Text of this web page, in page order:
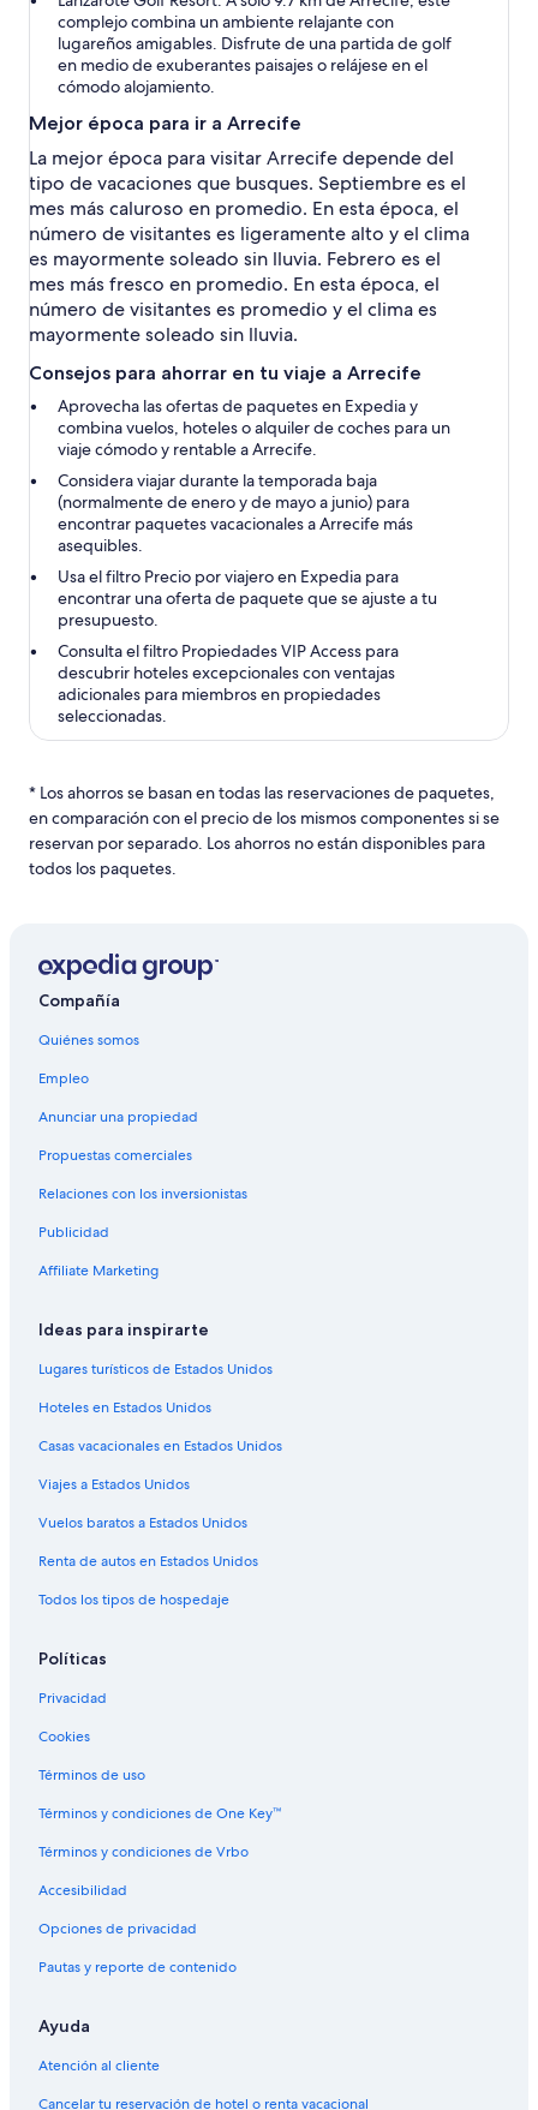
complejo combina un ambiente relajante con
lugareños amigables. Disfrute de una partida de golf
en medio de exuberantes paisajes o relájese en el
cómodo alojamiento.
Mejor época para ir a Arrecife
La mejor época para visitar Arrecife depende del
tipo de vacaciones que busques. Septiembre es el
mes más caluroso en promedio. En esta época, el
número de visitantes es ligeramente alto y el clima
es mayormente soleado sin lluvia. Febrero es el
mes más fresco en promedio. En esta época, el
número de visitantes es promedio y el clima es
mayormente soleado sin lluvia.
Consejos para ahorrar en tu viaje a Arrecife
Aprovecha las ofertas de paquetes en Expedia y
combina vuelos, hoteles o alquiler de coches para un
viaje cómodo y rentable a Arrecife.
Considera viajar durante la temporada baja
(normalmente de enero y de mayo a junio) para
encontrar paquetes vacacionales a Arrecife más
asequibles.
Usa el filtro Precio por viajero en Expedia para
encontrar una oferta de paquete que se ajuste a tu
presupuesto.
Consulta el filtro Propiedades VIP Access para
descubrir hoteles excepcionales con ventajas
adicionales para miembros en propiedades
seleccionadas.
* Los ahorros se basan en todas las reservaciones de paquetes,
en comparación con el precio de los mismos componentes si se
reservan por separado. Los ahorros no están disponibles para
todos los paquetes.
Compañía
Quiénes somos
Empleo
Anunciar una propiedad
Propuestas comerciales
Relaciones con los inversionistas
Publicidad
Affiliate Marketing
Ideas para inspirarte
Lugares turísticos de Estados Unidos
Hoteles en Estados Unidos
Casas vacacionales en Estados Unidos
Viajes a Estados Unidos
Vuelos baratos a Estados Unidos
Renta de autos en Estados Unidos
Todos los tipos de hospedaje
Políticas
Privacidad
Cookies
Términos de uso
Términos y condiciones de One Key™
Términos y condiciones de Vrbo
Accesibilidad
Opciones de privacidad
Pautas y reporte de contenido
Ayuda
Atención al cliente
Cancelar tu reservación de hotel o renta vacacional